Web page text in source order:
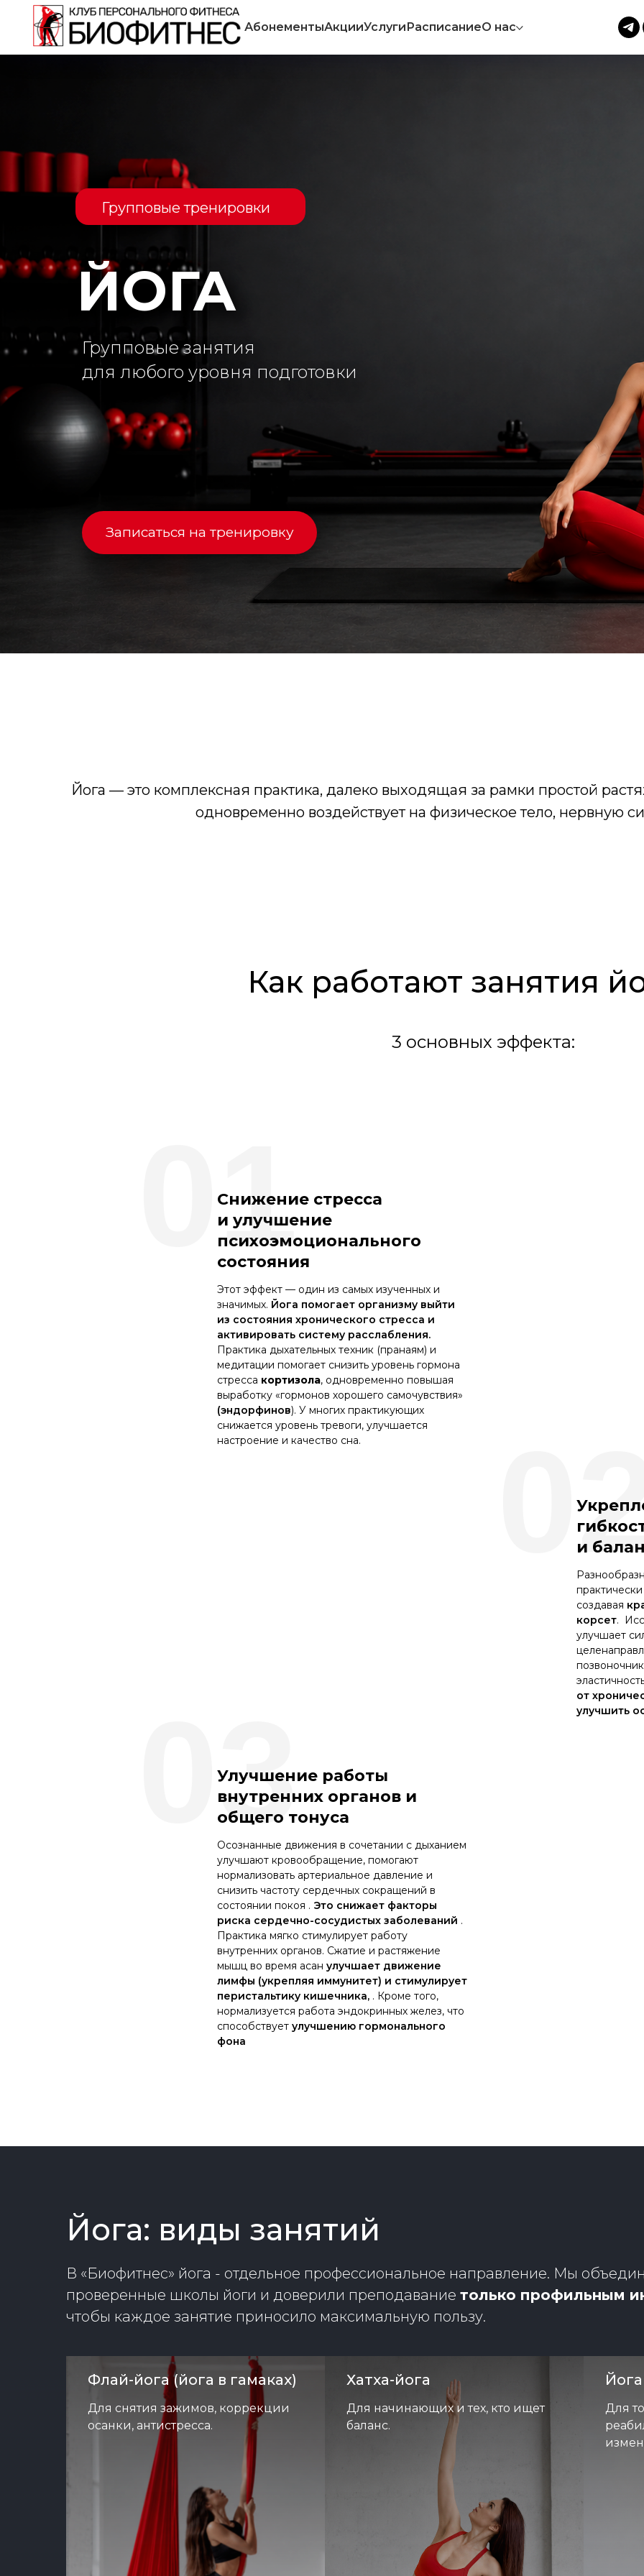
АбонементыАкцииУслуги РасписаниеО нас
Групповые занятия
для любого уровня подготовки
ЙОГА
Групповые тренировки
Записаться на тренировку
Йога — это комплексная практика, далеко выходящая за рамки простой
одновременно воздействует на физическое тело, нервную
Как работают занятия
3 основных эффекта:
Снижение стресса
и улучшение
психоэмоционального
состояния
Этот эффект — один из самых изученных и
значимых. Йога помогает организму выйти
из состояния хронического стресса и
активировать систему расслабления.
Практика дыхательных техник (пранаям) и
медитации помогает снизить уровень гормона
стресса кортизола, одновременно повышая
выработку «гормонов хорошего самочувствия»
(эндорфинов). У многих практикующих
снижается уровень тревоги, улучшается
настроение и качество сна.
01
и
создавая
корсет.
улучшает
от
улучшить
Улучшение работы
внутренних органов и
общего тонуса
Осознанные движения в сочетании с дыханием
улучшают кровообращение, помогают
нормализовать артериальное давление и
снизить частоту сердечных сокращений в
состоянии покоя . Это снижает факторы
риска сердечно-сосудистых заболеваний .
Практика мягко стимулирует работу
внутренних органов. Сжатие и растяжение
мышц во время асан улучшает движение
лимфы (укрепляя иммунитет) и стимулирует
перистальтику кишечника, . Кроме того,
нормализуется работа эндокринных желез, что
способствует улучшению гормонального
фона
03
Йога: виды занятий
В «Биофитнес» йога - отдельное профессиональное направление. Мы
проверенные школы йоги и доверили преподавание только профильным
чтобы каждое занятие приносило максимальную пользу.
Флай-йога (йога в гамаках)
Для снятия зажимов, коррекции
осанки, антистресса.
Хатха-йога
Для начинающих и тех, кто ищет
баланс.
Для